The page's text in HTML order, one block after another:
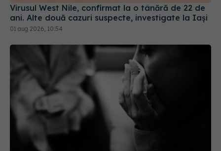
7 lucruri pe care să nu i le spui unei persoane
aflate în doliu. Frazele care pot răni fără să îți dai
seama